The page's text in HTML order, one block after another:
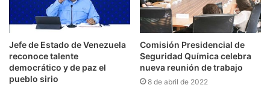
Jefe de Estado de Venezuela
reconoce talente
democrático y de paz el
pueblo sirio
Comisión Presidencial de
Seguridad Química celebra
nueva reunión de trabajo
8 de abril de 2022